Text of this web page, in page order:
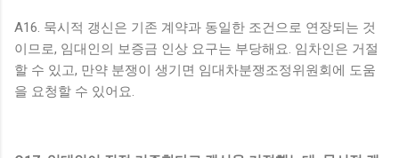
A16. 묵시적 갱신은 기존 계약과 동일한 조건으로 연장되는 것
이므로, 임대인의 보증금 인상 요구는 부당해요. 임차인은 거절
할 수 있고, 만약 분쟁이 생기면 임대차분쟁조정위원회에 도움
을 요청할 수 있어요.